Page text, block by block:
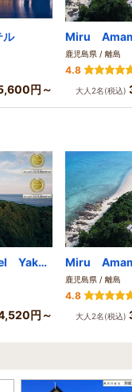
ル
円～
Miru
鹿児島県 / 離島
4.8
大人2名(税込)
samana hotel Yakushima
円～
Miru
鹿児島県 / 離島
4.8
大人2名(税込)